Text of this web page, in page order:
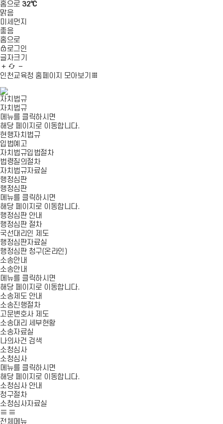
홈으로 32℃
맑음
미세먼지
좋음
홈으로
로그인
글자크기
글
자
대
새
로 자
인천교육청 홈페이지 모아보기
자치법규
자치법규
메뉴를 클릭하시면
해당 페이지로 이동합니다.
현행자치법규
입법예고
자치법규입법절차
법령질의절차
자치법규자료실
행정심판
행정심판
메뉴를 클릭하시면
해당 페이지로 이동합니다.
행정심판 안내
행정심판 절차
국선대리인 제도
행정심판자료실
행정심판 청구(온라인)
소송안내
소송안내
메뉴를 클릭하시면
해당 페이지로 이동합니다.
소송제도 안내
소송진행절차
고문변호사 제도
소송대리 세부현황
소송자료실
나의사건 검색
소청심사
소청심사
메뉴를 클릭하시면
해당 페이지로 이동합니다.
소청심사 안내
청구절차
소청심사자료실
사
이
모
바
전체메뉴